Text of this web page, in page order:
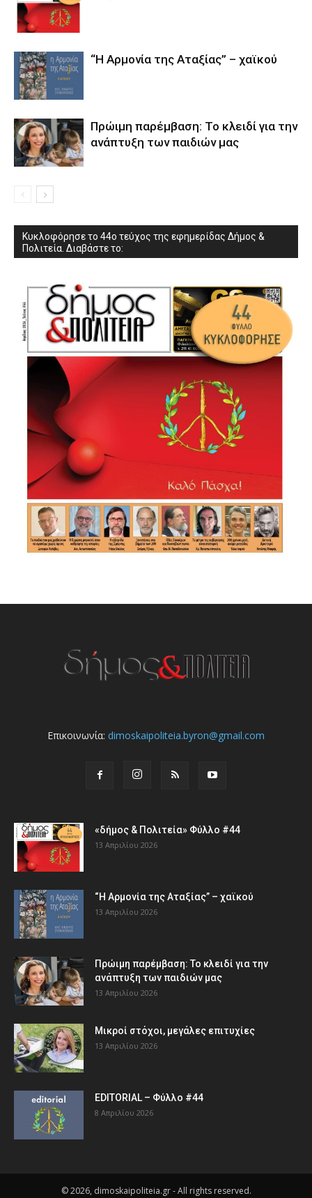
“Η Αρμονία της Αταξίας” – χαϊκού
Πρώιμη παρέμβαση: Το κλειδί για την
ανάπτυξη των παιδιών µας
Κυκλοφόρησε το 44ο τεύχος της εφημερίδας Δήμος &
Πολιτεία. Διαβάστε το:
Επικοινωνία: dimoskaipoliteia.byron@gmail.com
«δήμος & Πολιτεία» Φύλλο #44
13 Απριλίου 2026
“Η Αρμονία της Αταξίας” – χαϊκού
13 Απριλίου 2026
Πρώιμη παρέμβαση: Το κλειδί για την
ανάπτυξη των παιδιών µας
13 Απριλίου 2026
Μικροί στόχοι, μεγάλες επιτυχίες
13 Απριλίου 2026
EDITORIAL – Φύλλο #44
8 Απριλίου 2026
© 2026, dimoskaipoliteia.gr - All rights reserved.